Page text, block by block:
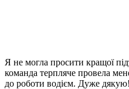
Я не могла просити кращої
команда терпляче провела
до роботи водієм. Дуже дякую!